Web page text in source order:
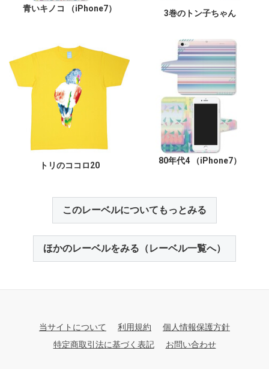
青いキノコ （iPhone7）
3巻のトン子ちゃん
トリのココロ20
80年代4 （iPhone7）
このレーベルについてもっとみる
ほかのレーベルをみる（レーベル一覧へ）
当サイトについて 利用規約
個人情報保護方針
特定商取引法に基づく表記
お問い合わせ